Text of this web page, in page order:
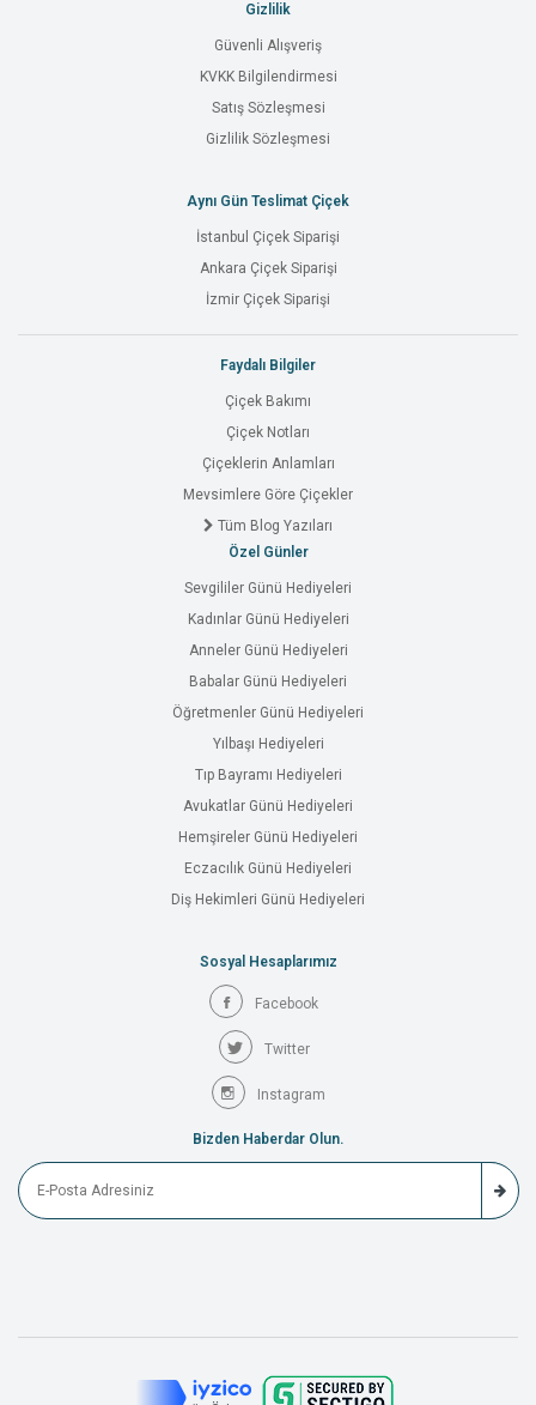
Gizlilik
Güvenli Alışveriş
KVKK Bilgilendirmesi
Satış Sözleşmesi
Gizlilik Sözleşmesi
Aynı Gün Teslimat Çiçek
İstanbul Çiçek Siparişi
Ankara Çiçek Siparişi
İzmir Çiçek Siparişi
Faydalı Bilgiler
Çiçek Bakımı
Çiçek Notları
Çiçeklerin Anlamları
Mevsimlere Göre Çiçekler
Tüm Blog Yazıları
Özel Günler
Sevgililer Günü Hediyeleri
Kadınlar Günü Hediyeleri
Anneler Günü Hediyeleri
Babalar Günü Hediyeleri
Öğretmenler Günü Hediyeleri
Yılbaşı Hediyeleri
Tıp Bayramı Hediyeleri
Avukatlar Günü Hediyeleri
Hemşireler Günü Hediyeleri
Eczacılık Günü Hediyeleri
Diş Hekimleri Günü Hediyeleri
Sosyal Hesaplarımız
Facebook
Twitter
Instagram
Bizden Haberdar Olun.